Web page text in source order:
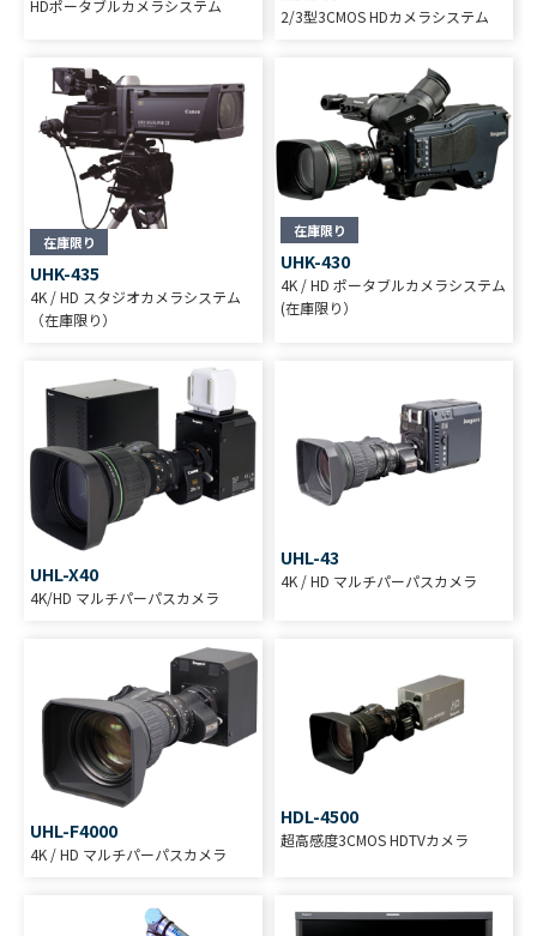
HDポータブルカメラシステム
2/3型3CMOS HDカメラシステム
在庫限り
UHK-435
4K / HD スタジオカメラシステム
（在庫限り）
在庫限り
UHK-430
4K / HD ポータブルカメラシステム
(在庫限り）
UHL-X40
4K/HD マルチパーパスカメラ
UHL-43
4K / HD マルチパーパスカメラ
UHL-F4000
4K / HD マルチパーパスカメラ
HDL-4500
超高感度3CMOS HDTVカメラ